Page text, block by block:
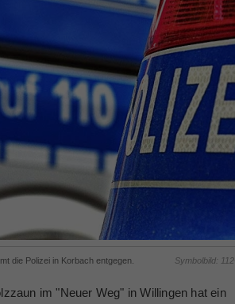
die Polizei in Korbach entgegen. Symbolbild:
im "Neuer Weg" in Willingen hat ein